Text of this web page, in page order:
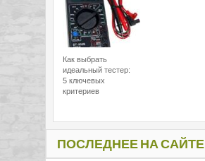
Как выбрать
идеальный тестер:
5 ключевых
критериев
ПОСЛЕДНЕЕ НА САЙТЕ